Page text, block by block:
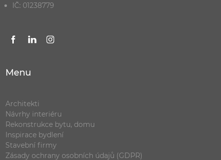
IČ: 01238779
Menu
Architekti
Návrhy interiéru
Rekonstrukce bytu, domu
Inspirace bydlení
Stavební firmy
Zásady ochrany osobních údajů (GDPR)